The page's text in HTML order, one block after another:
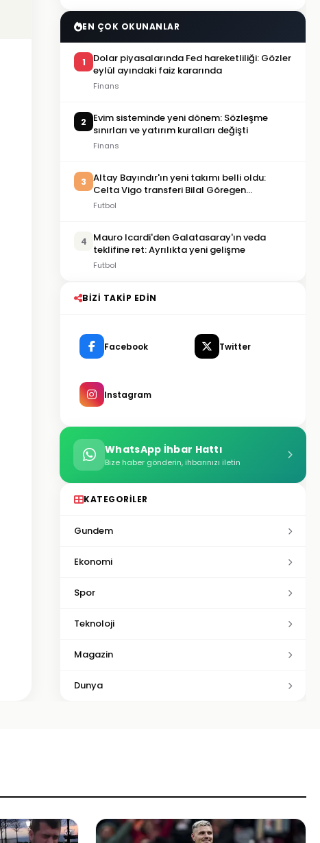
EN ÇOK OKUNANLAR
1
Dolar piyasalarında Fed hareketliliği: Gözler
eylül ayındaki faiz kararında
Finans
2
Evim sisteminde yeni dönem: Sözleşme
sınırları ve yatırım kuralları değişti
Finans
3
Altay Bayındır'ın yeni takımı belli oldu:
Celta Vigo transferi Bilal Göregen
videosuyla duyuruldu
Futbol
4
Mauro Icardi'den Galatasaray'ın veda
teklifine ret: Ayrılıkta yeni gelişme
Futbol
BIZI TAKIP EDIN
Facebook Twitter
Instagram
WhatsApp İhbar Hattı
Bize haber gönderin, ihbarınızı iletin
KATEGORILER
Gundem
Ekonomi
Spor
Teknoloji
Magazin
Dunya